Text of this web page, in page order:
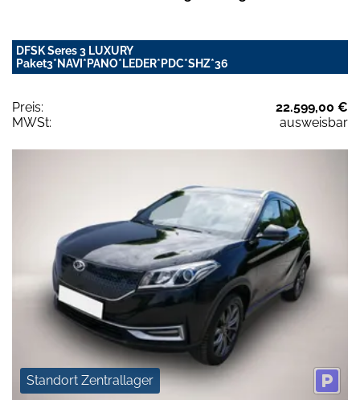
DFSK Seres 3 LUXURY
Paket3*NAVI*PANO*LEDER*PDC*SHZ*36
Preis:
22.599,00 €
MWSt:
ausweisbar
Standort Zentrallager